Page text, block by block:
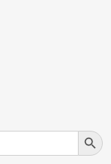
Search